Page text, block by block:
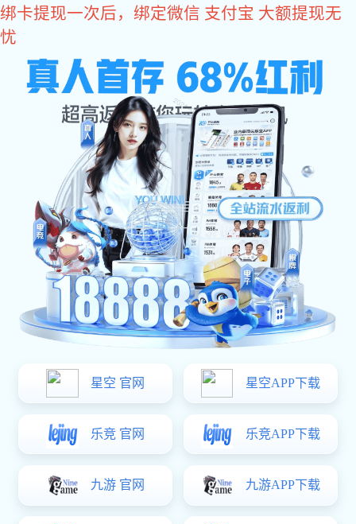
豪门国际
豪门国际
关于豪门国际
产品中心
豪门国际 资讯
人力资源
合作伙伴
分类： 豪门国际: 通讯连接器
豪门国际: 137 9890 7046